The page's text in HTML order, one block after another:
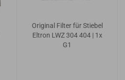
Original Filter für Stiebel
Eltron LWZ 304 404 | 1x
G1